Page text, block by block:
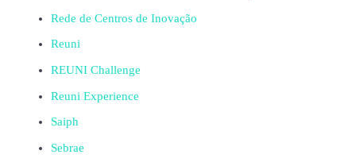
Rede de Centros de Inovação
Reuni
REUNI Challenge
Reuni Experience
Saiph
Sebrae